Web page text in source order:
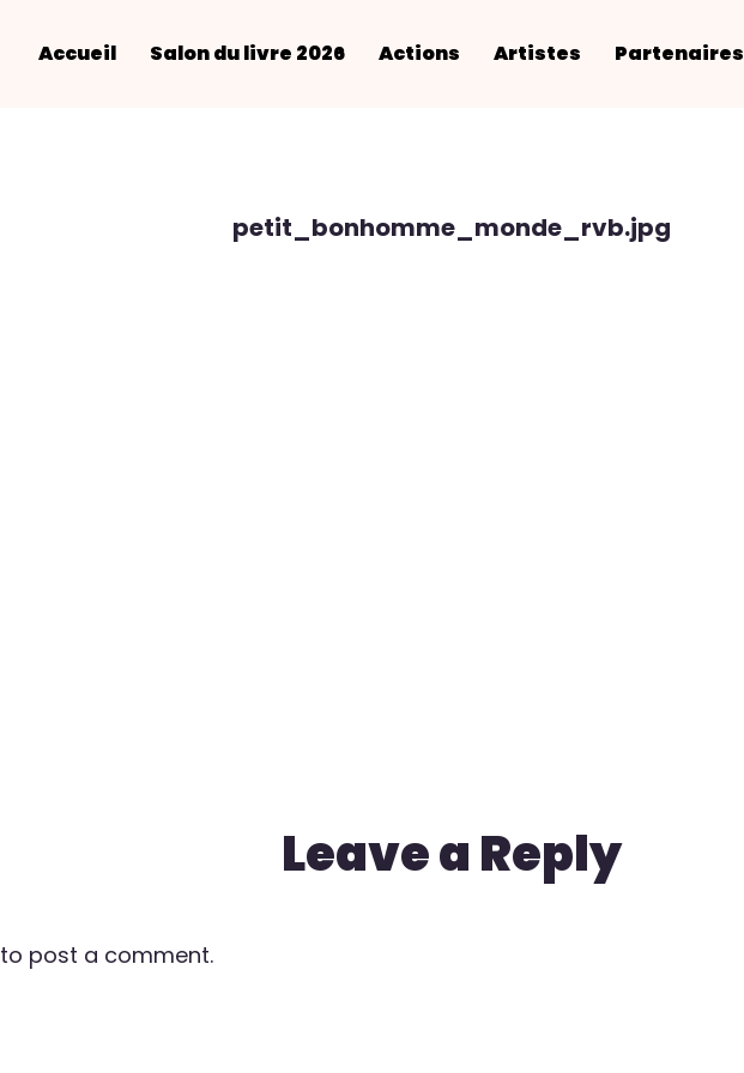
Accueil Salon du livre 2026 Actions Artistes Partenaires
petit_bonhomme_monde_rvb.jpg
Leave a Reply
to post a comment.